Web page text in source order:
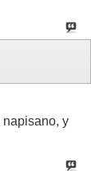
napisano, у